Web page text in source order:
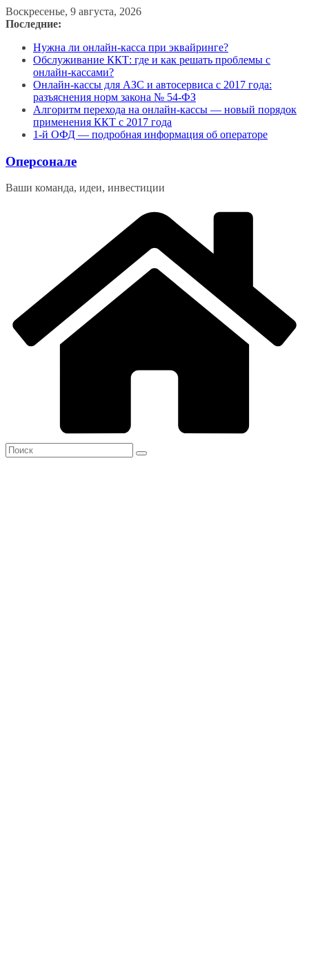
Перейти
к
Воскресенье, 9 августа, 2026
Последние:
Нужна ли онлайн-касса при эквайринге?
Обслуживание ККТ: где и как решать проблемы с
онлайн-кассами?
Онлайн-кассы для АЗС и автосервиса с 2017 года:
разъяснения норм закона № 54-ФЗ
Алгоритм перехода на онлайн-кассы — новый порядок
применения ККТ с 2017 года
1-й ОФД — подробная информация об операторе
Оперсонале
Ваши команда, идеи, инвестиции